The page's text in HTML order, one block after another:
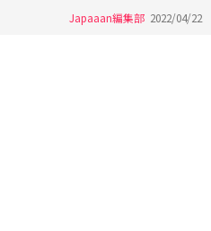
Japaaan編集部 2022/04/22